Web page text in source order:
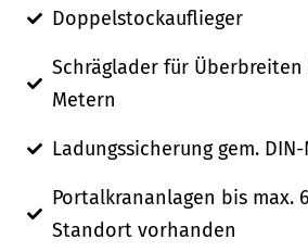
Doppelstockauflieger
Schräglader für Überbreiten
Metern
Ladungssicherung gem.
Portalkrananlagen bis max.
Standort vorhanden